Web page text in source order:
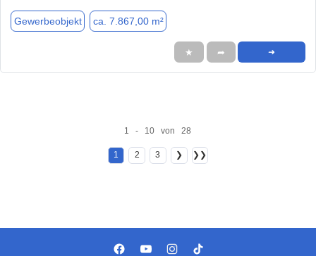
Gewerbeobjekt ca. 7.867,00 m²
★ ➦ ➜
1 - 10 von 28
1 2 3 ❯ ❯❯